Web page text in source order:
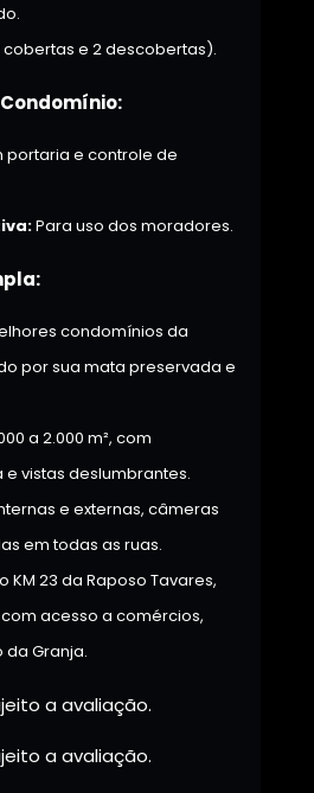
cobertas e 2 descobertas).
portaria e controle de
Para uso dos moradores.
condomínios da
por sua mata preservada e
a 2.000 m², com
vistas deslumbrantes.
e externas, câmeras
em todas as ruas.
KM 23 da Raposo Tavares,
acesso a comércios,
Granja.
a avaliação.
a avaliação.